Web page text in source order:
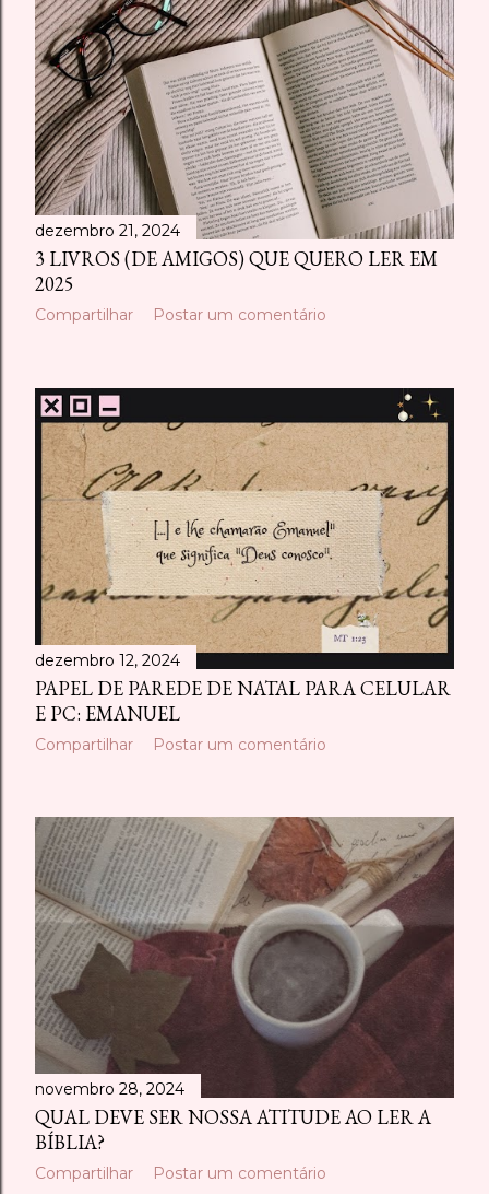
dezembro 21, 2024
3 LIVROS (DE AMIGOS) QUE QUERO LER EM
2025
Compartilhar Postar um comentário
dezembro 12, 2024
PAPEL DE PAREDE DE NATAL PARA CELULAR
E PC: EMANUEL
Compartilhar Postar um comentário
novembro 28, 2024
QUAL DEVE SER NOSSA ATITUDE AO LER A
BÍBLIA?
Compartilhar Postar um comentário